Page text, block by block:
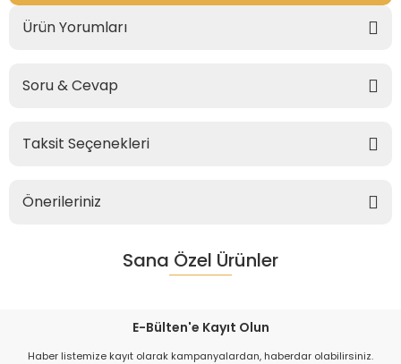
Ürün Yorumları
Soru & Cevap
Taksit Seçenekleri
Önerileriniz
Sana Özel Ürünler
E-Bülten'e Kayıt Olun
Haber listemize kayıt olarak kampanyalardan, haberdar olabilirsiniz.